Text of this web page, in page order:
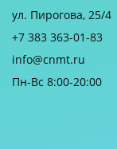
ул. Пирогова, 25/4
+7 383 363-01-83
info@cnmt.ru
Пн-Вс 8:00-20:00